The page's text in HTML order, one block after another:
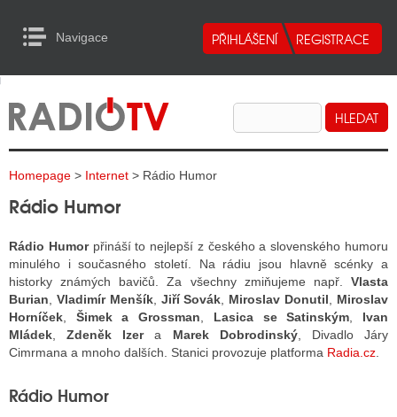
Navigace
RADIA
TELEVIZE
INTERNET
TISK
RADIA
RÁDIÍ
RÁDIÍ
VYSÍLAČE
to Content
Homepage > Internet > Rádio Humor
Rádio Humor
Rádio Humorpřináší to nejlepší z českého a slovenského humoru
minulého i současného století. Na rádiu jsou hlavně scénky a
historky známých bavičů. Za všechny zmiňujeme např. Vlasta
Burian
Vladimír Menšík, Jiří Sovák Miroslav Donutil
Miroslav
Horníček
Šimek a Grossman Lasica se Satinským
Ivan
Mládek ,Zdeněk Izera Marek Dobrodinský, Divadlo Járy
Cimrmana a mnoho dalších. Stanici provozuje platforma Radia.cz
Rádio Humor